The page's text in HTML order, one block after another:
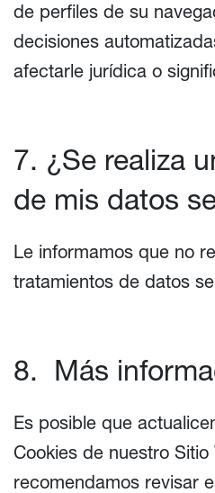
de perfiles de su
decisiones
afectarle jurídica o
7. ¿Se realiza
de mis datos
Le informamos que no
tratamientos de datos
8. Más
Es posible que
Cookies de nuestro
recomendamos revisar